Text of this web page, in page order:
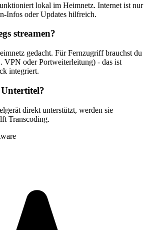
lokal im Heimnetz. Internet ist nur
Infos oder Updates hilfreich.
streamen?
gedacht. Für Fernzugriff brauchst du
VPN oder Portweiterleitung) - das ist
integriert.
direkt unterstützt, werden sie
Transcoding.